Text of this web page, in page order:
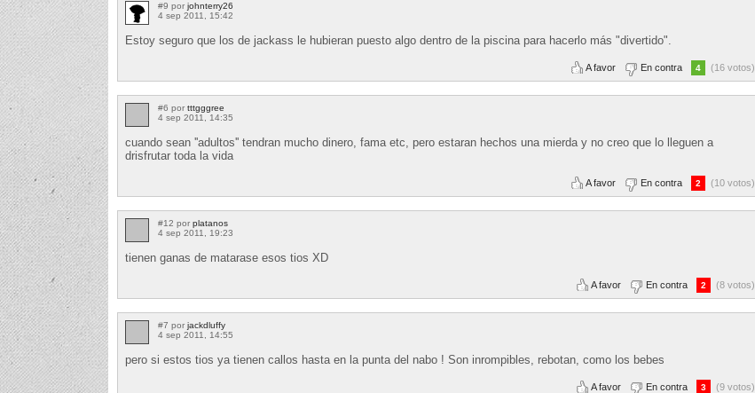
#9 por johnterry26
4 sep 2011, 15:42
Estoy seguro que los de jackass le hubieran puesto algo dentro de la piscina para hacerlo más "divertido".
A favor En contra 4 (16 votos)
#6 por tttgggree
4 sep 2011, 14:35
cuando sean ''adultos'' tendran mucho dinero, fama etc, pero estaran hechos una mierda y no creo que lo lleguen a
drisfrutar toda la vida
A favor En contra 2 (10 votos)
#12 por platanos
4 sep 2011, 19:23
tienen ganas de matarase esos tios XD
A favor En contra 2 (8 votos)
#7 por jackdluffy
4 sep 2011, 14:55
pero si estos tios ya tienen callos hasta en la punta del nabo ! Son inrompibles, rebotan, como los bebes
A favor En contra 3 (9 votos)